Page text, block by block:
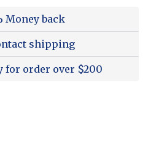
Money back
shipping
for order over $200